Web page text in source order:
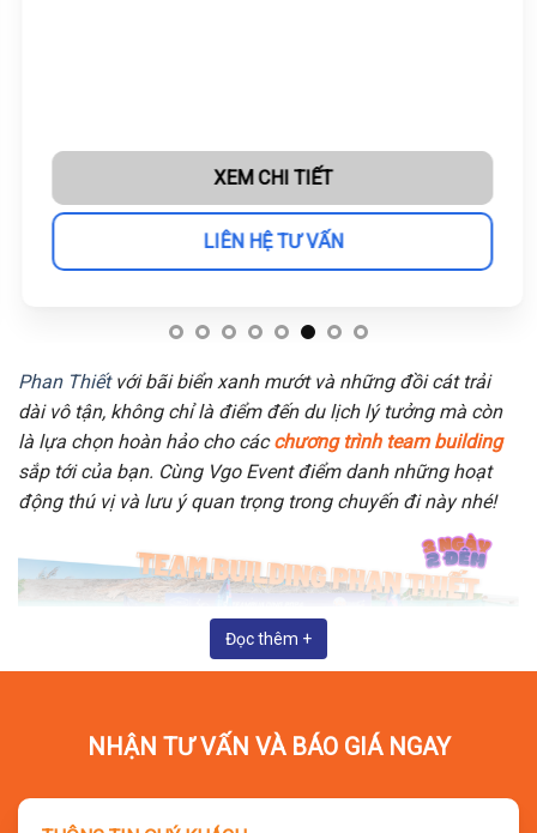
XEM CHI TIẾT
LIÊN HỆ TƯ VẤN
Phan Thiếtvới bãi biển xanh mướt và những đồi cát trải
dài vô tận, không chỉ là điểm đến du lịch lý tưởng mà còn
là lựa chọn hoàn hảo cho cácchương trình team building
sắp tới của bạn. Cùng Vgo Event điểm danh những hoạt
động thú vị và lưu ý quan trọng trong chuyến đi này nhé!
Đọc thêm +
NHẬN TƯ VẤN VÀ BÁO GIÁ NGAY